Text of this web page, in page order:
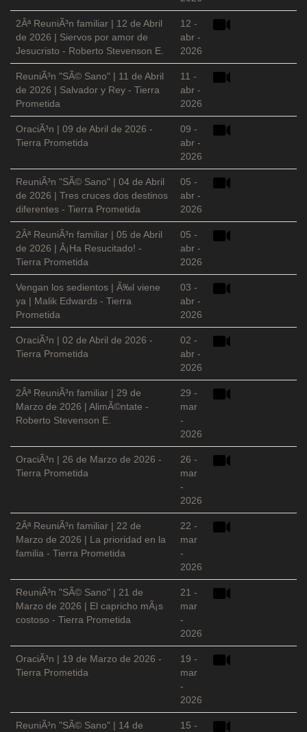
2Âª ReuniÃ³n familiar | 12 de Abril
de 2026 | Siervos por amor de
Jesucristo - Roberto Stevenson E.
12 -
abr -
2026
ReuniÃ³n "SÃ© Sano" | 11 de Abril
de 2026 | Salvador y Rey - Tierra
Prometida
11 -
abr -
2026
OraciÃ³n | 09 de Abril de 2026 -
Tierra Prometida
09 -
abr -
2026
ReuniÃ³n "SÃ© Sano" | 04 de Abril
de 2026 | Tres cruces dos destinos
diferentes - Tierra Prometida
05 -
abr -
2026
2Âª ReuniÃ³n familiar | 05 de Abril
de 2026 | Â¡Ha Resucitado! -
Tierra Prometida
05 -
abr -
2026
Vengan los sedientos | Ã‰l viene
ya | Malik Edwards - Tierra
Prometida
03 -
abr -
2026
OraciÃ³n | 02 de Abril de 2026 -
Tierra Prometida
02 -
abr -
2026
2Âª ReuniÃ³n familiar | 29 de
Marzo de 2026 | AlimÃ©ntate -
Roberto Stevenson E.
29 -
mar
-
2026
OraciÃ³n | 26 de Marzo de 2026 -
Tierra Prometida
26 -
mar
-
2026
2Âª ReuniÃ³n familiar | 22 de
Marzo de 2026 | La prioridad en la
familia - Tierra Prometida
22 -
mar
-
2026
ReuniÃ³n "SÃ© Sano" | 21 de
Marzo de 2026 | El capricho mÃ¡s
costoso - Tierra Prometida
21 -
mar
-
2026
OraciÃ³n | 19 de Marzo de 2026 -
Tierra Prometida
19 -
mar
-
2026
ReuniÃ³n "SÃ© Sano" | 14 de
15 -